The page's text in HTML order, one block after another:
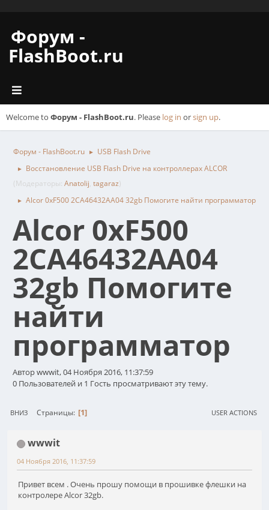
Форум -
FlashBoot.ru
Welcome to Форум - FlashBoot.ru. Please log in orsign up.
Форум - FlashBoot.ru ► USB Flash Drive
►
Восстановление USB Flash Drive на контроллерах ALCOR
(Модераторы: Anatolij, tagaraz)
► Alcor 0xF500 2CA46432AA04 32gb Помогите найти программатор
Alcor 0xF500
2CA46432AA04
32gb Помогите
найти
программатор
Автор wwwit, 04 Ноября 2016, 11:37:59
0 Пользователей и 1 Гость просматривают эту тему.
ВНИЗ Страницы 1 USER ACTIONS
wwwit
04 Ноября 2016, 11:37:59
Привет всем . Очень прошу помощи в прошивке флешки на
контролере Alcor 32gb.